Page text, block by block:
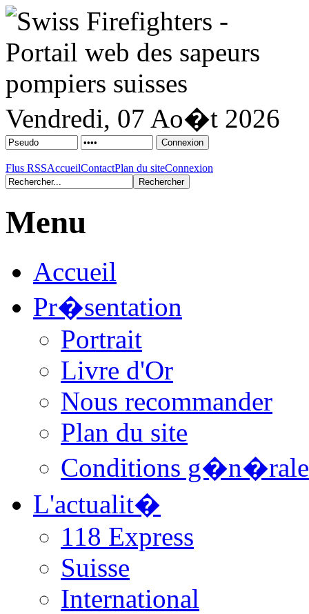
Vendredi, 07 Ao�t 2026
Flus RSSAccueilContactPlan du siteConnexion
Menu
Accueil
Pr�sentation
Portrait
Livre d'Or
Nous recommander
Plan du site
Conditions
L'actualit�
118 Express
Suisse
International